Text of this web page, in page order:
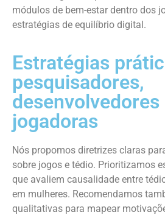
módulos de bem-estar dentro dos
estratégias de equilíbrio digital.
Estratégias
pesquisadores,
desenvolvedores
jogadoras
Nós propomos diretrizes claras
sobre jogos e tédio. Prioritizamos
que avaliem causalidade entre
em mulheres. Recomendamos
qualitativas para mapear